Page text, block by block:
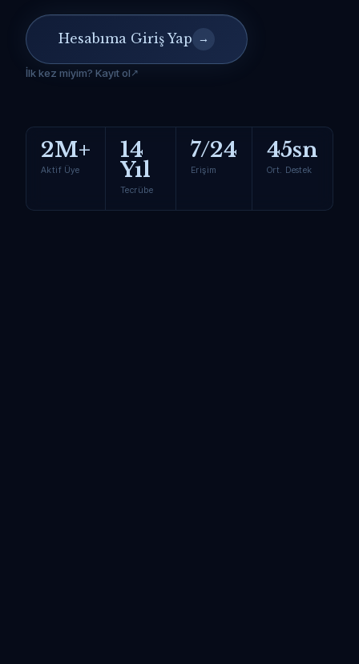
Hesabıma Giriş Yap →
İlk kez miyim? Kayıt ol
2M+
Aktif Üye
14
Yıl
Tecrübe
7/24
Erişim
45sn
Ort. Destek